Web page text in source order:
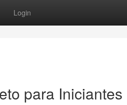
Login
para Iniciantes